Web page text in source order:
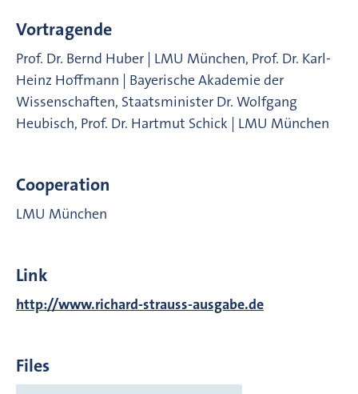
Vortragende
Prof. Dr. Bernd Huber | LMU München, Prof. Dr. Karl-
Heinz Hoffmann | Bayerische Akademie der
Wissenschaften, Staatsminister Dr. Wolfgang
Heubisch, Prof. Dr. Hartmut Schick | LMU München
Cooperation
LMU München
Link
http://www.richard-strauss-ausgabe.de
Files